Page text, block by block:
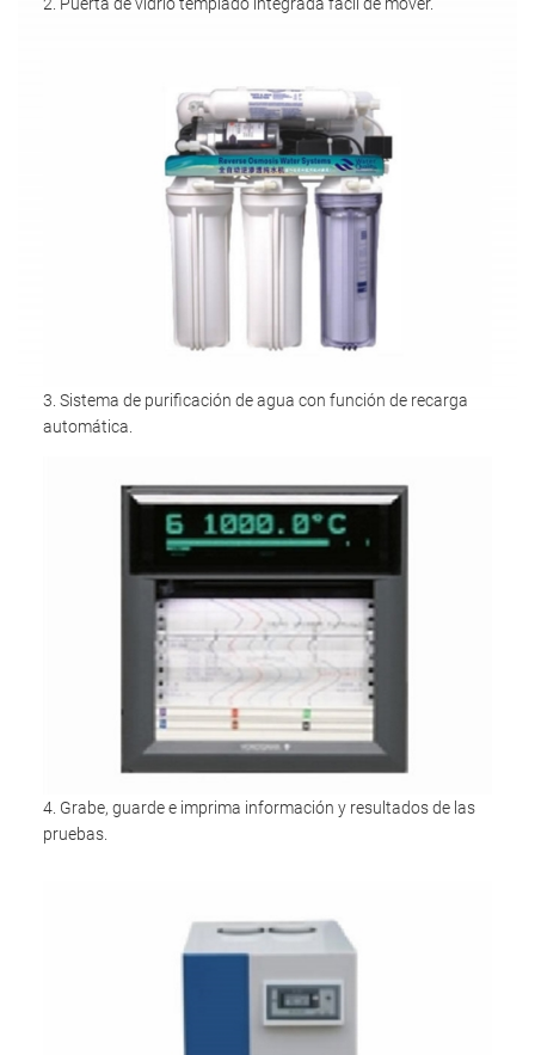
3. Sistema de purificación de agua con función de recarga
automática.
4. Grabe, guarde e imprima información y resultados de las
pruebas.